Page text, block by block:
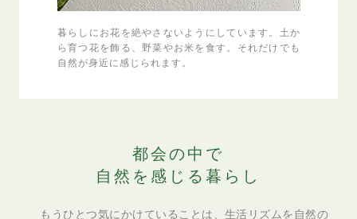
暮らしにお花を絶やさないようにしています。土か
ら育つ花を飾る、野菜やお米を食す。それだけでも
自然が身近に感じられます。
都会の中で
自然を感じる暮らし
もうひとつ気にかけていることは、生活リズムを自然の